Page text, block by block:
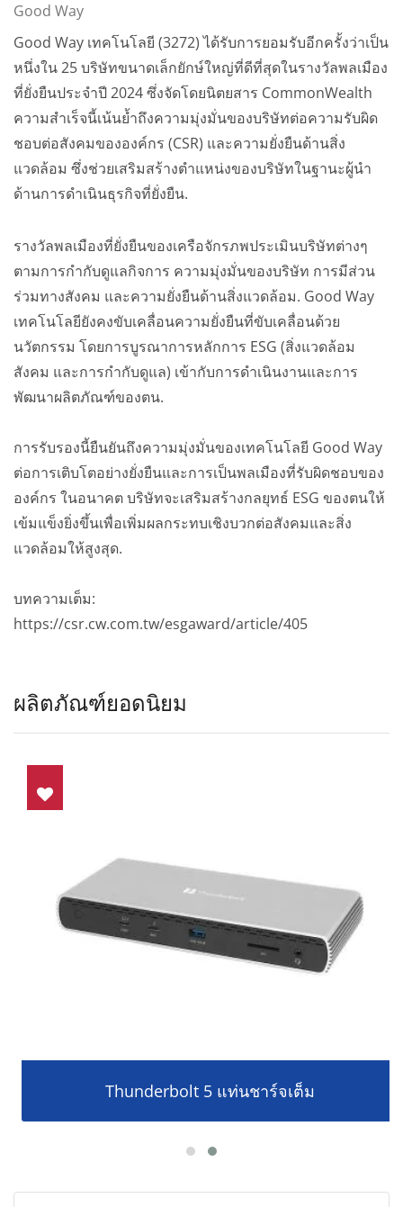
Good Way
Good Way เทคโนโลยี (3272) ได้รับการยอมรับอีกครั้งว่าเป็น
หนึ่งใน 25 บริษัทขนาดเล็กยักษ์ใหญ่ที่ดีที่สุดในรางวัลพลเมือง
ที่ยั่งยืนประจำปี 2024 ซึ่งจัดโดยนิตยสาร CommonWealth
ความสำเร็จนี้เน้นย้ำถึงความมุ่งมั่นของบริษัทต่อความรับผิด
ชอบต่อสังคมขององค์กร (CSR) และความยั่งยืนด้านสิ่ง
แวดล้อม ซึ่งช่วยเสริมสร้างตำแหน่งของบริษัทในฐานะผู้นำ
ด้านการดำเนินธุรกิจที่ยั่งยืน.
รางวัลพลเมืองที่ยั่งยืนของเครือจักรภพประเมินบริษัทต่างๆ
ตามการกำกับดูแลกิจการ ความมุ่งมั่นของบริษัท การมีส่วน
ร่วมทางสังคม และความยั่งยืนด้านสิ่งแวดล้อม. Good Way
เทคโนโลยียังคงขับเคลื่อนความยั่งยืนที่ขับเคลื่อนด้วย
นวัตกรรม โดยการบูรณาการหลักการ ESG (สิ่งแวดล้อม
สังคม และการกำกับดูแล) เข้ากับการดำเนินงานและการ
พัฒนาผลิตภัณฑ์ของตน.
การรับรองนี้ยืนยันถึงความมุ่งมั่นของเทคโนโลยี Good Way
ต่อการเติบโตอย่างยั่งยืนและการเป็นพลเมืองที่รับผิดชอบของ
องค์กร ในอนาคต บริษัทจะเสริมสร้างกลยุทธ์ ESG ของตนให้
เข้มแข็งยิ่งขึ้นเพื่อเพิ่มผลกระทบเชิงบวกต่อสังคมและสิ่ง
แวดล้อมให้สูงสุด.
บทความเต็ม:
https://csr.cw.com.tw/esgaward/article/405
ผลิตภัณฑ์ยอดนิยม
Thunderbolt 5 แท่นชาร์จเต็ม